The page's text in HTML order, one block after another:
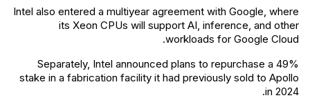
Intel also entered a multiyear agreement with Google, where
its Xeon CPUs will support AI, inference, and other
workloads for Google Cloud.
Separately, Intel announced plans to repurchase a 49%
stake in a fabrication facility it had previously sold to Apollo
in 2024.